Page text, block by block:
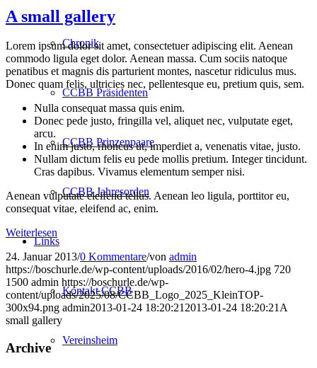
Chronik
CCBB Präsidenten
CCBB Prinzenpaare
CCBB Jahresorden
Links
Kontakt CCBB
Vereinsheim
A small gallery
Lorem ipsum dolor sit amet, consectetuer adipiscing elit. Aenean
commodo ligula eget dolor. Aenean massa. Cum sociis natoque
penatibus et magnis dis parturient montes, nascetur ridiculus mus.
Donec quam felis, ultricies nec, pellentesque eu, pretium quis, sem.
Nulla consequat massa quis enim.
Donec pede justo, fringilla vel, aliquet nec, vulputate eget,
arcu.
In enim justo, rhoncus ut, imperdiet a, venenatis vitae, justo.
Nullam dictum felis eu pede mollis pretium. Integer tincidunt.
Cras dapibus. Vivamus elementum semper nisi.
Aenean vulputate eleifend tellus. Aenean leo ligula, porttitor eu,
consequat vitae, eleifend ac, enim.
Weiterlesen
24. Januar 2013/0 Kommentare/von admin
https://boschurle.de/wp-content/uploads/2016/02/hero-4.jpg 720
1500 admin https://boschurle.de/wp-
content/uploads/2025/08/CCBB_Logo_2025_KleinTOP-
300x94.png admin2013-01-24 18:20:212013-01-24 18:20:21A
small gallery
Archive